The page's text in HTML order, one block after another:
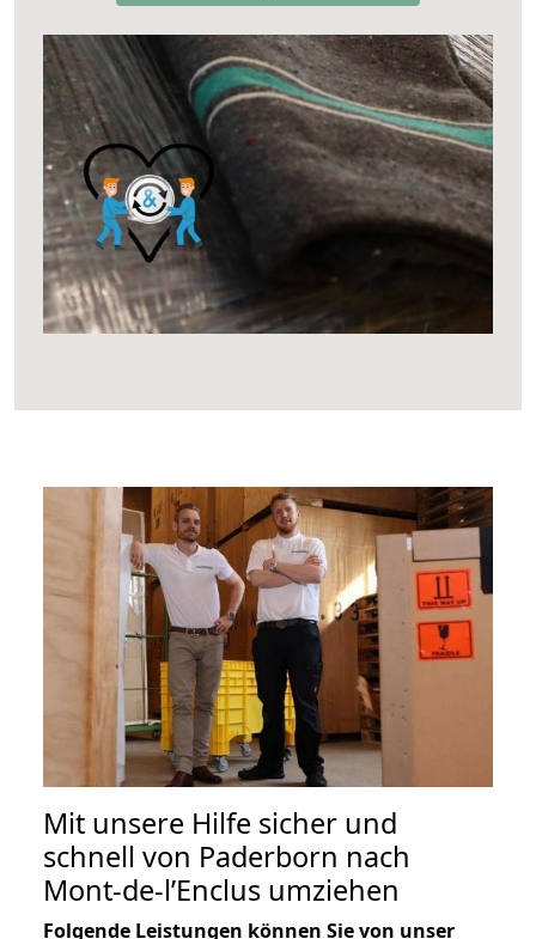
Mit unsere Hilfe sicher und
schnell von Paderborn nach
Mont-de-l’Enclus umziehen
Folgende Leistungen können Sie von unser